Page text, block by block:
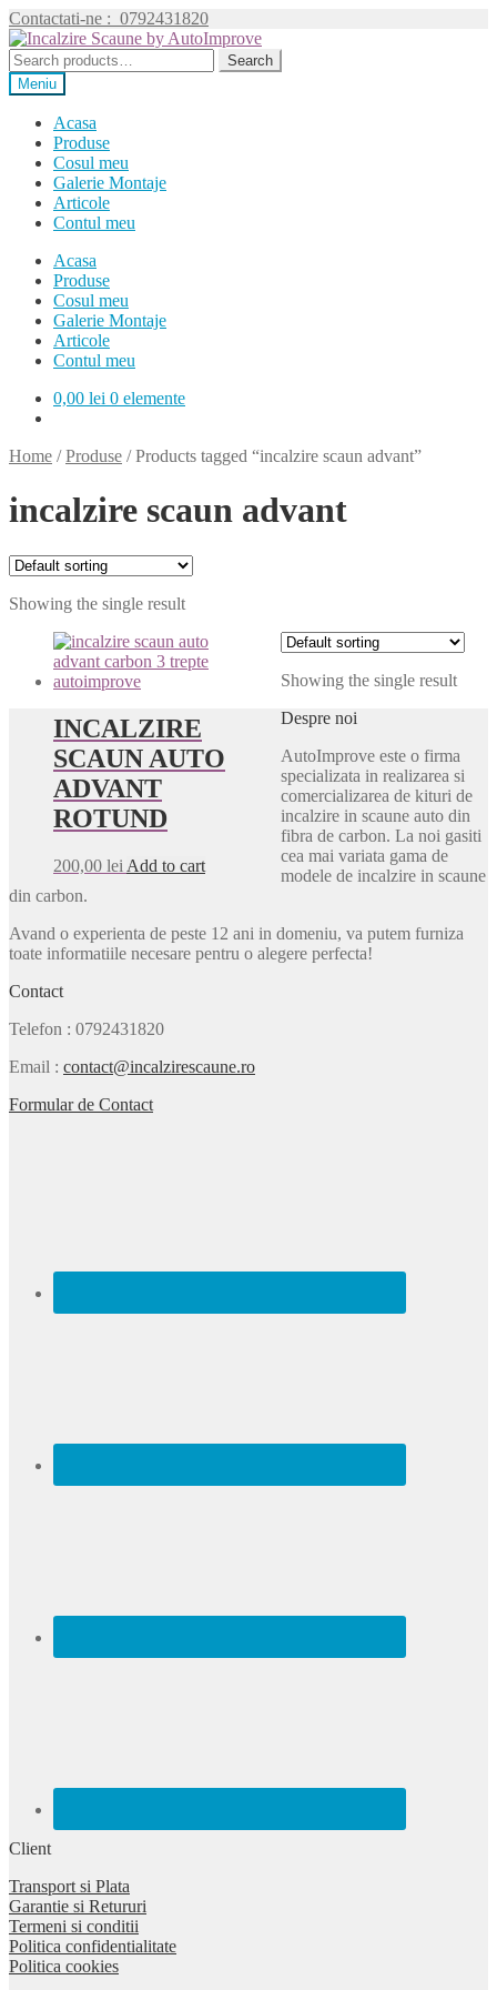
Contactati-ne : 0792431820
Sari
la
navigare
Sari
la
conținut
Search
for:
Search
Meniu
Acasa
Produse
Cosul meu
Galerie Montaje
Articole
Contul meu
Acasa
Produse
Cosul meu
Galerie Montaje
Articole
Contul meu
0,00 lei 0 elemente
Home /Produse /Products tagged “incalzire scaun advant”
incalzire scaun advant
Showing the single result
INCALZIRE
SCAUN AUTO
ADVANT
ROTUND
200,00 lei Add to cart
Showing the single result
Despre noi
AutoImprove este o firma
specializata in realizarea si
comercializarea de kituri de
incalzire in scaune auto din
fibra de carbon. La noi gasiti
cea mai variata gama de
modele de incalzire in scaune
din carbon.
Avand o experienta de peste 12 ani in domeniu, va putem furniza
toate informatiile necesare pentru o alegere perfecta!
Contact
Telefon : 0792431820
Email : contact@incalzirescaune.ro
Formular de Contact
Client
Transport si Plata
Garantie si Retururi
Termeni si conditii
Politica confidentialitate
Politica cookies